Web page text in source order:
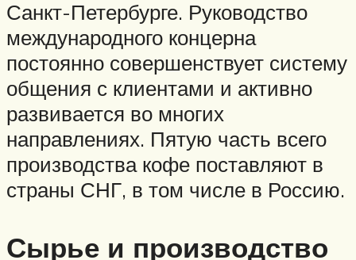
Санкт-Петербурге. Руководство
международного концерна
постоянно совершенствует систему
общения с клиентами и активно
развивается во многих
направлениях. Пятую часть всего
производства кофе поставляют в
страны СНГ, в том числе в Россию.
Сырье и производство